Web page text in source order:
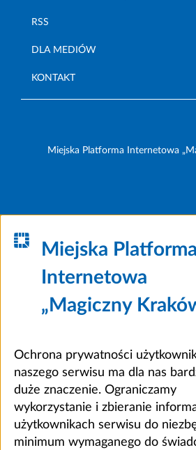
RSS
DLA MEDIÓW
KONTAKT
Miejska Platforma Internetowa
Miejska Platforma
Internetowa
„Magiczny
Ochrona prywatności
naszego serwisu ma dla nas
duże znaczenie. Ograniczamy
wykorzystanie i zbieranie
użytkownikach serwisu do
minimum wymaganego do